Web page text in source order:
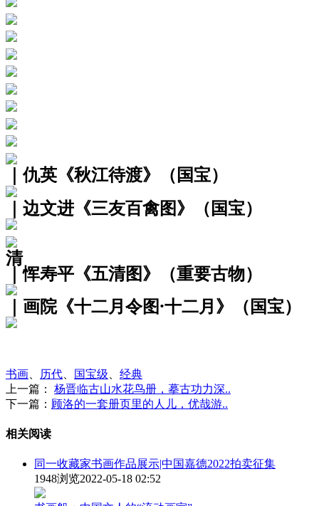
｜仇英《秋江待渡》（国宝）
｜边文进《三友百禽图》（国宝）
清
｜恽寿平《五清图》（重要古物）
｜画院《十二月令图·十二月》（国宝）
书画 历代 国宝级
经典
上一篇：
杨晋临古山水花鸟册，摹古功力深..
下一篇： 顾洛的一套册页里的人儿，优哉游..
相关阅读
同一收藏家书画作品展示|中国嘉德2022拍卖征集
1948浏览2022-05-18 02:52